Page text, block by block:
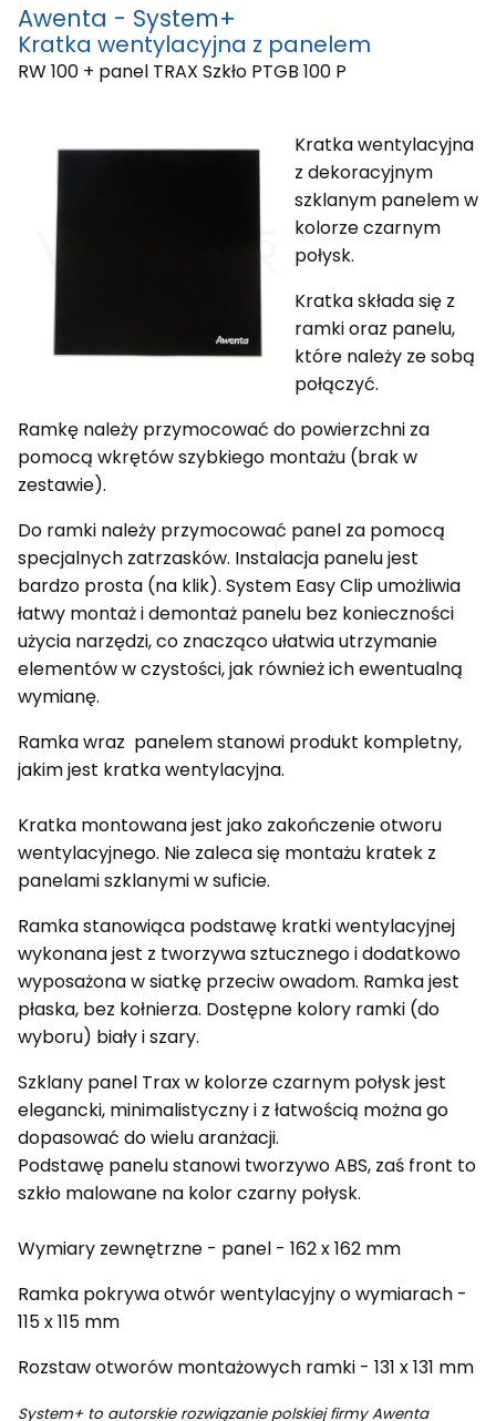
Awenta - System+
Kratka wentylacyjna z panelem
RW 100 + panel TRAX Szkło PTGB 100 P
Kratka wentylacyjna
z dekoracyjnym
szklanym panelem w
kolorze czarnym
połysk.
Kratka składa się z
ramki oraz panelu,
które należy ze sobą
połączyć.
Ramkę należy przymocować do powierzchni za
pomocą wkrętów szybkiego montażu (brak w
zestawie).
Do ramki należy przymocować panel za pomocą
specjalnych zatrzasków. Instalacja panelu jest
bardzo prosta (na klik). System Easy Clip umożliwia
łatwy montaż i demontaż panelu bez konieczności
użycia narzędzi, co znacząco ułatwia utrzymanie
elementów w czystości, jak również ich ewentualną
wymianę.
Ramka wraz panelem stanowi produkt kompletny,
jakim jest kratka wentylacyjna.
Kratka montowana jest jako zakończenie otworu
wentylacyjnego. Nie zaleca się montażu kratek z
panelami szklanymi w suficie.
Ramka stanowiąca podstawę kratki wentylacyjnej
wykonana jest z tworzywa sztucznego i dodatkowo
wyposażona w siatkę przeciw owadom. Ramka jest
płaska, bez kołnierza. Dostępne kolory ramki (do
wyboru) biały i szary.
Szklany panel Trax w kolorze czarnym połysk jest
elegancki, minimalistyczny i z łatwością można go
dopasować do wielu aranżacji.
Podstawę panelu stanowi tworzywo ABS, zaś front to
szkło malowane na kolor czarny połysk.
Wymiary zewnętrzne - panel - 162 x 162 mm
Ramka pokrywa otwór wentylacyjny o wymiarach -
115 x 115 mm
Rozstaw otworów montażowych ramki - 131 x 131 mm
System+ to autorskie rozwiązanie polskiej firmy Awenta